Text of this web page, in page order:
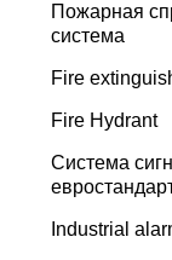
Пожарная
система
Fire
Fire Hydrant
Система
Industrial